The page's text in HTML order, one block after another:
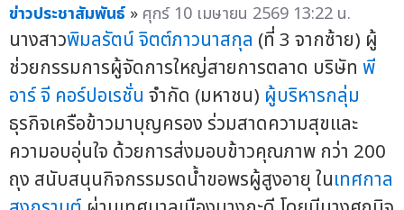
ข่าวประชาสัมพันธ์ » ศุกร์ 10 เมษายน 2569 13:22 น.
นางสาวพิมลรัตน์ จิตต์ภาวนาสกุล (ที่ 3 จากซ้าย) ผู้
ช่วยกรรมการผู้จัดการใหญ่สายการตลาด บริษัท พี
อาร์ จี คอร์ปอเรชั่น จำกัด (มหาชน) ผู้บริหารกลุ่ม
ธุรกิจเครือข้าวมาบุญครอง ร่วมสาดความสุขและ
ความอบอุ่นใจ ด้วยการส่งมอบข้าวคุณภาพ กว่า 200
ถุง สนับสนุนกิจกรรมรดน้ำขอพรผู้สูงอายุ ในเทศกาล